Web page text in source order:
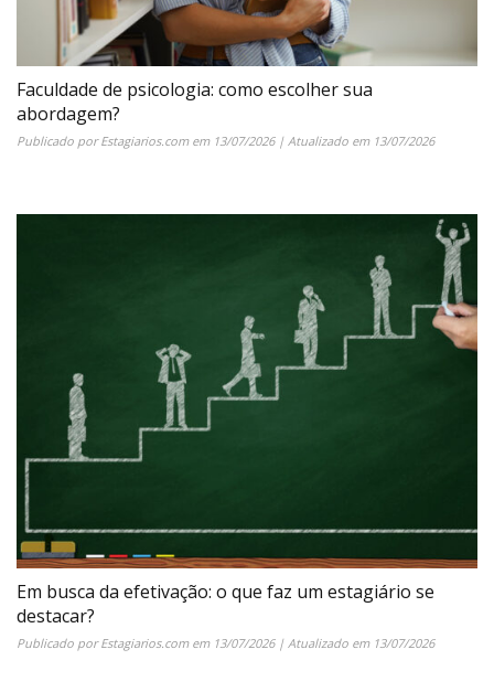
Faculdade de psicologia: como escolher sua
abordagem?
Publicado porEstagiarios.comem 13/07/2026| Atualizado em 13/07/2026
Em busca da efetivação: o que faz um estagiário se
destacar?
Publicado porEstagiarios.comem 13/07/2026| Atualizado em 13/07/2026